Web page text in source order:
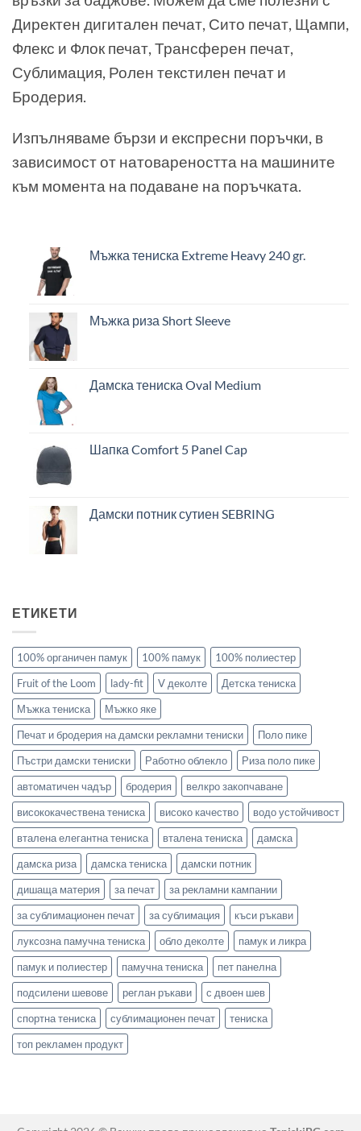
Директен дигитален печат, Сито печат, Щампи,
Флекс и Флок печат, Трансферен печат,
Сублимация, Ролен текстилен печат и
Бродерия.
Изпълняваме бързи и експресни поръчки, в
зависимост от натовареността на машините
към момента на подаване на поръчката.
Мъжка тениска Extreme Heavy 240 gr.
Мъжка риза Short Sleeve
Дамска тениска Oval Medium
Шапка Comfort 5 Panel Cap
Дамски потник сутиен SEBRING
ЕТИКЕТИ
100% органичен памук 100% памук
100% полиестер
Fruit of the Loom
lady-fit V деколте
Детска тениска
Мъжка тениска
Мъжко яке
Печат и бродерия на дамски рекламни тениски
Поло пике
Пъстри дамски тениски
Работно облекло
Риза поло пике
автоматичен чадър
бродерия
велкро закопчаване
висококачествена тениска
високо качество
водо устойчивост
вталена елегантна тениска
вталена тениска
дамска
дамска риза
дамска тениска
дамски потник
дишаща материя
за печат
за рекламни кампании
за сублимационен печат
за сублимация
къси ръкави
луксозна памучна тениска
обло деколте
памук и ликра
памук и полиестер
памучна тениска
пет панелна
подсилени шевове
реглан ръкави
с двоен шев
спортна тениска
сублимационен печат
тениска
топ рекламен продукт